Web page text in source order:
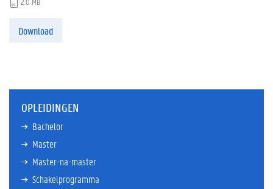
Download
OPLEIDINGEN
Bachelor
Master
Master-na-master
Schakelprogramma